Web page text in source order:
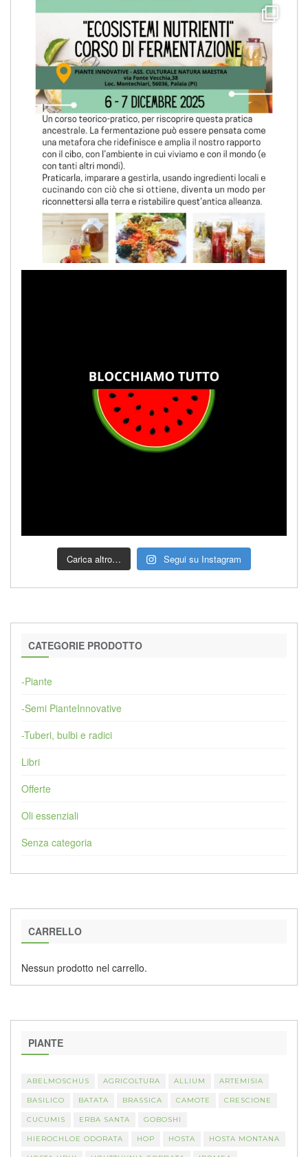
Carica altro… Segui su Instagram
CATEGORIE PRODOTTO
-Piante
-Semi PianteInnovative
-Tuberi, bulbi e radici
Libri
Offerte
Oli essenziali
Senza categoria
CARRELLO
Nessun prodotto nel carrello.
PIANTE
ABELMOSCHUS AGRICOLTURA ALLIUM ARTEMISIA
BASILICO BATATA BRASSICA CAMOTE CRESCIONE
CUCUMIS ERBA SANTA GOBOSHI
HIEROCHLOE ODORATA HOP HOSTA HOSTA MONTANA